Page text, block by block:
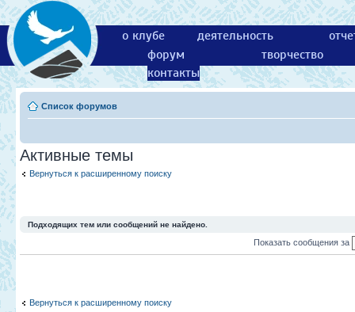
о клубе деятельность
форум
творчество
контакты
Список форумов
Активные темы
Вернуться к расширенному поиску
Подходящих тем или сообщений не найдено.
Показать сообщения за
Вернуться к расширенному поиску